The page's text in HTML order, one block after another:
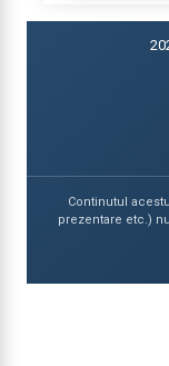
Continutul
prezentare etc.)